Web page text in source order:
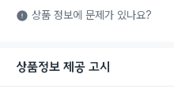
안전확인기준: 일상적인
법에서 정한 안전기준
상품 정보에 문제가 있나요?
상품정보 제공 고시